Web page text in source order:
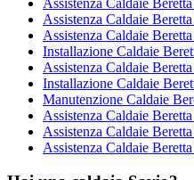
Assistenza Caldaie
Assistenza Caldaie
Installazione Caldaie
Assistenza Caldaie
Installazione Caldaie
Manutenzione Caldaie
Assistenza Caldaie
Assistenza Caldaie
Assistenza Caldaie